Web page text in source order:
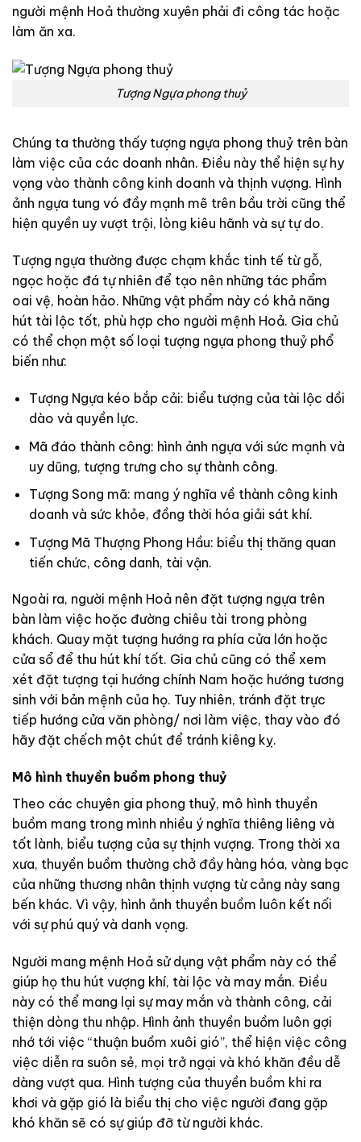
người mệnh Hoả thường xuyên phải đi công tác hoặc
làm ăn xa.
Tượng Ngựa phong thuỷ
Chúng ta thường thấy tượng ngựa phong thuỷ trên bàn
làm việc của các doanh nhân. Điều này thể hiện sự hy
vọng vào thành công kinh doanh và thịnh vượng. Hình
ảnh ngựa tung vó đầy mạnh mẽ trên bầu trời cũng thể
hiện quyền uy vượt trội, lòng kiêu hãnh và sự tự do.
Tượng ngựa thường được chạm khắc tinh tế từ gỗ,
ngọc hoặc đá tự nhiên để tạo nên những tác phẩm
oai vệ, hoàn hảo. Những vật phẩm này có khả năng
hút tài lộc tốt, phù hợp cho người mệnh Hoả. Gia chủ
có thể chọn một số loại tượng ngựa phong thuỷ phổ
biến như:
Tượng Ngựa kéo bắp cải: biểu tượng của tài lộc dồi
dào và quyền lực.
Mã đáo thành công: hình ảnh ngựa với sức mạnh và
uy dũng, tượng trưng cho sự thành công.
Tượng Song mã: mang ý nghĩa về thành công kinh
doanh và sức khỏe, đồng thời hóa giải sát khí.
Tượng Mã Thượng Phong Hầu: biểu thị thăng quan
tiến chức, công danh, tài vận.
Ngoài ra, người mệnh Hoả nên đặt tượng ngựa trên
bàn làm việc hoặc đường chiêu tài trong phòng
khách. Quay mặt tượng hướng ra phía cửa lớn hoặc
cửa sổ để thu hút khí tốt. Gia chủ cũng có thể xem
xét đặt tượng tại hướng chính Nam hoặc hướng tương
sinh với bản mệnh của họ. Tuy nhiên, tránh đặt trực
tiếp hướng cửa văn phòng/ nơi làm việc, thay vào đó
hãy đặt chếch một chút để tránh kiêng kỵ.
Mô hình thuyền buồm phong thuỷ
Theo các chuyên gia phong thuỷ, mô hình thuyền
buồm mang trong mình nhiều ý nghĩa thiêng liêng và
tốt lành, biểu tượng của sự thịnh vượng. Trong thời xa
xưa, thuyền buồm thường chở đầy hàng hóa, vàng bạc
của những thương nhân thịnh vượng từ cảng này sang
bến khác. Vì vậy, hình ảnh thuyền buồm luôn kết nối
với sự phú quý và danh vọng.
Người mang mệnh Hoả sử dụng vật phẩm này có thể
giúp họ thu hút vượng khí, tài lộc và may mắn. Điều
này có thể mang lại sự may mắn và thành công, cải
thiện dòng thu nhập. Hình ảnh thuyền buồm luôn gợi
nhớ tới việc “thuận buồm xuôi gió”, thể hiện việc công
việc diễn ra suôn sẻ, mọi trở ngại và khó khăn đều dễ
dàng vượt qua. Hình tượng của thuyền buồm khi ra
khơi và gặp gió là biểu thị cho việc người đang gặp
khó khăn sẽ có sự giúp đỡ từ người khác.